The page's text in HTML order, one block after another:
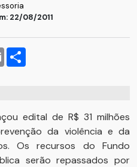
22/08/2011
Email
edital de R$ 31 milhões
da violência e da
Os recursos do Fundo
serão repassados por